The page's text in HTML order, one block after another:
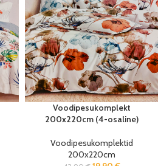
Voodipesukomplekt
200x220cm (4-osaline)
Voodipesukomplektid
200x220cm